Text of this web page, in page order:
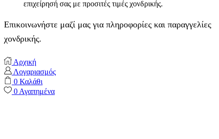
επιχείρησή σας με προσιτές τιμές χονδρικής.
Επικοινωνήστε μαζί μας για πληροφορίες και παραγγελίες
χονδρικής.
Αρχική
Λογαριασμός
0 Καλάθι
0Αγαπημένα